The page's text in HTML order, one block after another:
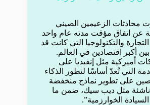
محادثات الزعيمين الصيني
عن اتفاق مؤقت مدته عام واحد
والتكنولوجيا التي كانت قد
أكبر اقتصادين في العالم.
أميركية مثل إنفيديا على
التي تُعدّ أساسًا لتطور الذكاء
على تطوير نماذج منخفضة
ناشئة مثل ديب سيك، ضمن ما
الخوارزمية”.